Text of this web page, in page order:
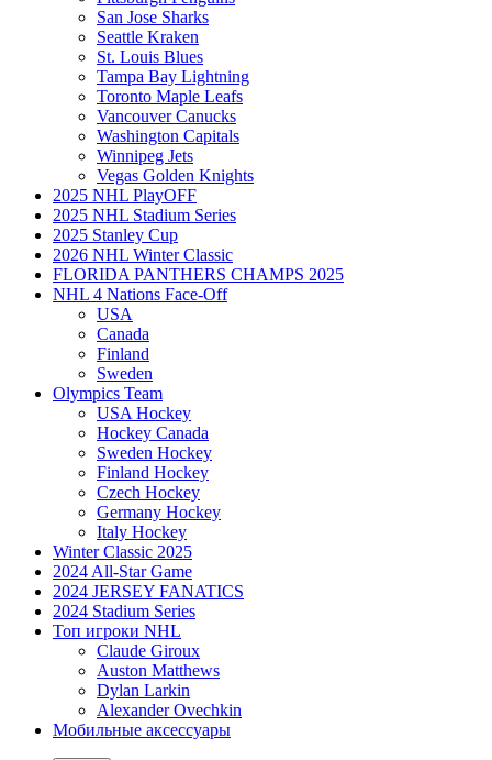
San Jose Sharks
Seattle Kraken
St. Louis Blues
Tampa Bay Lightning
Toronto Maple Leafs
Vancouver Canucks
Washington Capitals
Winnipeg Jets
Vegas Golden Knights
2025 NHL PlayOFF
2025 NHL Stadium Series
2025 Stanley Cup
2026 NHL Winter Classic
FLORIDA PANTHERS CHAMPS 2025
NHL 4 Nations Face-Off
USA
Canada
Finland
Sweden
Olympics Team
USA Hockey
Hockey Canada
Sweden Hockey
Finland Hockey
Czech Hockey
Germany Hockey
Italy Hockey
Winter Classic 2025
2024 All-Star Game
2024 JERSEY FANATICS
2024 Stadium Series
Топ игроки NHL
Claude Giroux
Auston Matthews
Dylan Larkin
Alexander Ovechkin
Мобильные аксессуары